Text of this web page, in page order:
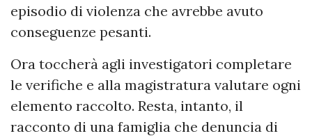
episodio di violenza che avrebbe avuto
conseguenze pesanti.
Ora toccherà agli investigatori completare
le verifiche e alla magistratura valutare ogni
elemento raccolto. Resta, intanto, il
racconto di una famiglia che denuncia di